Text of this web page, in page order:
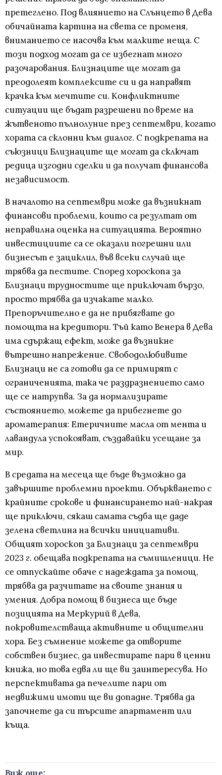
претеглено. Под влиянието на Слънцето в Дева
обичайната картина на света се променя,
вниманието се насочва към малките неща. С
този подход могат да се избегнат много
разочарования. Близнаците ще могат да
преодолеят комплексите си и да направят
крачка към мечтите си. Конфликтните
ситуации ще бъдат разрешени по време на
жътвеното пълнолуние през септември, когато
хората са склонни към диалог. С подкрепата на
съюзници Близнаците ще могат да сключат
редица изгодни сделки и да получат финансова
независимост.
В началото на септември може да възникнат
финансови проблеми, които са резултат от
неправилна оценка на ситуацията. Вероятно
инвестициите са се оказали погрешни или
бизнесът е зациклил, във всеки случай ще
трябва да пестите. Според хороскопа за
Близнаци трудностите ще приключат бързо,
просто трябва да изчакате малко.
Препоръчително е да не прибягвате до
помощта на кредитори. Тъй като Венера в Дева
има сдържащ ефект, може да възникне
вътрешно напрежение. Свободолюбивите
Близнаци не са готови да се примирят с
ограниченията, така че раздразнението само
ще се натрупва. За да нормализирате
състоянието, можете да прибегнете до
ароматерапия: Етеричните масла от мента и
лавандула успокояват, създавайки усещане за
мир.
В средата на месеца ще бъде възможно да
завършите проблемни проекти. Объркването с
крайните срокове и финансирането най-накрая
ще приключи, сякаш самата съдба ще даде
зелена светлина на всички инициативи.
Общият хороскоп за Близнаци за септември
2023 г. обещава подкрепата на съмишленици. Не
се отпускайте обаче с надеждата за помощ,
трябва да разчитате на своите знания и
умения. Добра помощ в бизнеса ще бъде
позицията на Меркурий в Дева,
покровителстваща активните и общителни
хора. Без съмнение можете да отворите
собствен бизнес, да инвестирате пари в ценни
книжа, но това едва ли ще ви заинтересува. Но
перспективата да печелите пари от
недвижими имоти ще ви допадне. Трябва да
започнете да си търсите апартамент или
къща.